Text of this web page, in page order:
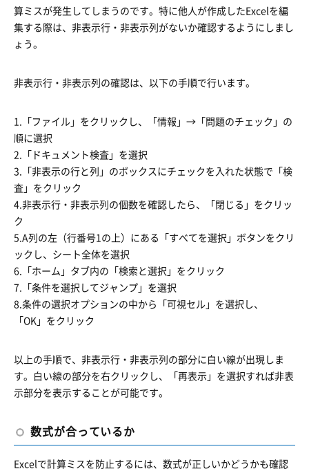
算ミスが発生してしまうのです。特に他人が作成したExcelを編
集する際は、非表示行・非表示列がないか確認するようにしまし
ょう。
非表示行・非表示列の確認は、以下の手順で行います。
1.「ファイル」をクリックし、「情報」→「問題のチェック」の
順に選択
2.「ドキュメント検査」を選択
3.「非表示の行と列」のボックスにチェックを入れた状態で「検
査」をクリック
4.非表示行・非表示列の個数を確認したら、「閉じる」をクリッ
ク
5.A列の左（行番号1の上）にある「すべてを選択」ボタンをクリ
ックし、シート全体を選択
6.「ホーム」タブ内の「検索と選択」をクリック
7.「条件を選択してジャンプ」を選択
8.条件の選択オプションの中から「可視セル」を選択し、
「OK」をクリック
以上の手順で、非表示行・非表示列の部分に白い線が出現しま
す。白い線の部分を右クリックし、「再表示」を選択すれば非表
示部分を表示することが可能です。
数式が合っているか
Excelで計算ミスを防止するには、数式が正しいかどうかも確認